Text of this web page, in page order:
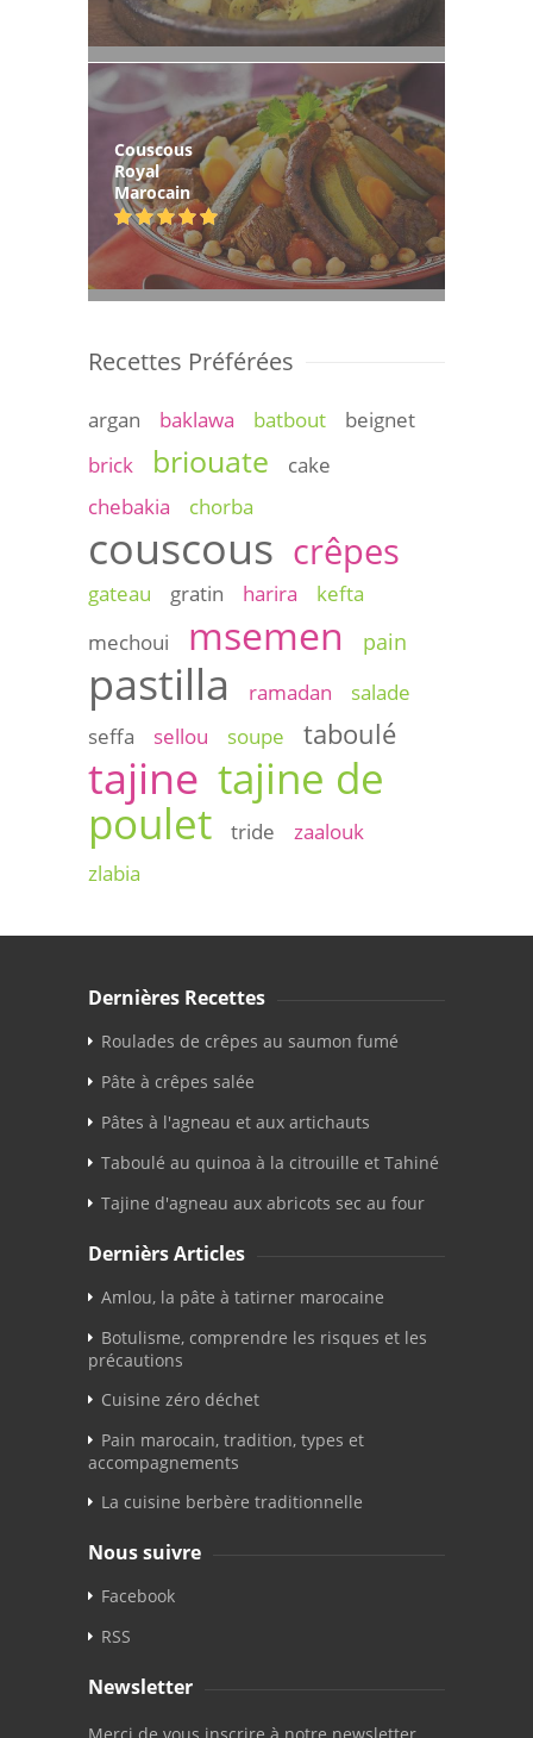
Couscous
Royal
Marocain
Recettes Préférées
argan baklawa batbout
beignet
brick
briouate
cake
chebakia
chorba
couscous crêpes
gateau gratin harira
kefta
mechoui
msemen pain
pastilla ramadan
salade
seffa
sellou soupe taboulé
tajine tajine de
poulet
tride
zaalouk
zlabia
Dernières Recettes
Roulades de crêpes au saumon fumé
Pâte à crêpes salée
Pâtes à l'agneau et aux artichauts
Taboulé au quinoa à la citrouille et Tahiné
Tajine d'agneau aux abricots sec au four
Dernièrs Articles
Amlou, la pâte à tatirner marocaine
Botulisme, comprendre les risques et les
précautions
Cuisine zéro déchet
Pain marocain, tradition, types et
accompagnements
La cuisine berbère traditionnelle
Nous suivre
Facebook
RSS
Newsletter
Merci de vous inscrire à notre newsletter